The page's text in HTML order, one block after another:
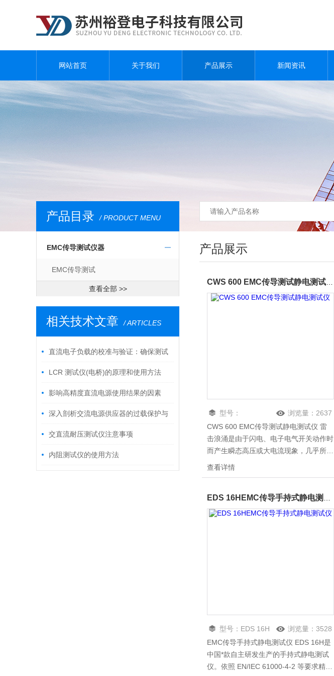
网站首页 关于我们 产品展示 新闻资讯
产品目录 / PRODUCT MENU
EMC传导测试仪器
EMC传导测试
查看全部 >>
相关技术文章 / ARTICLES
直流电子负载的校准与验证：确保测试
精度的关键步骤
LCR 测试仪(电桥)的原理和使用方法
影响高精度直流电源使用结果的因素
深入剖析交流电源供应器的过载保护与
短路保护功能
交直流耐压测试仪注意事项
内阻测试仪的使用方法
产品展示
型号： 浏览量： 2637
CWS 600 EMC传导测试静电测试仪 雷
击浪涌是由于闪电、电子电气开关动作时
而产生瞬态高压或大电流现象，几乎所有
的电子电气设备都会受到浪涌的影响。
一款测试设备，性能*欧盟 CE 认证及
CCC认证对单相受试设备的抗扰度测试
查看详情
型号： EDS 16H 浏览量：3528
EMC传导手持式静电测试仪 EDS 16H是
中国*款自主研发生产的手持式静电测试
仪。依照 EN/IEC 61000-4-2 等要求精确